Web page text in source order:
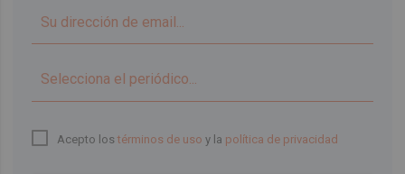
Acepto lostérminos de uso y la política de privacidad